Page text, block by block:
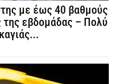
με έως 40 βαθμούς
της εβδομάδας – Πολύ